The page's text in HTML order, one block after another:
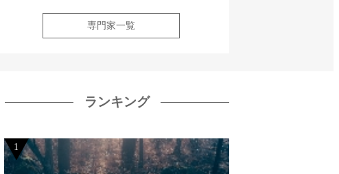
専門家一覧
ランキング
1